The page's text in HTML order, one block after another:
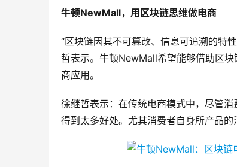
牛顿NewMall，用区块链思维做电商
“区块链因其不可篡改、信息可追溯的特
哲表示。牛顿NewMall希望能够借助区
商应用。
徐继哲表示：在传统电商模式中，尽管
得到太多好处。尤其消费者自身所产品的